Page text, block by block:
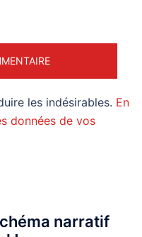
les indésirables. En
données de vos
narratif